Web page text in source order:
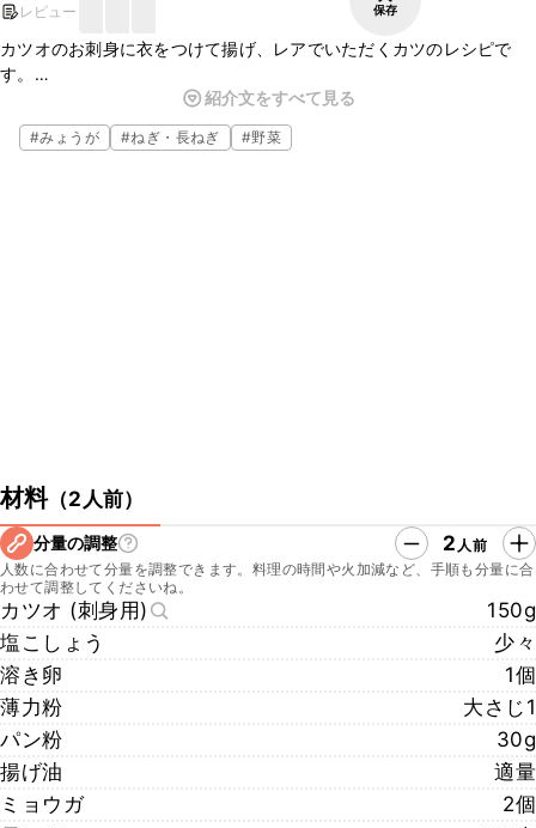
レビュー
保存
カツオのお刺身に衣をつけて揚げ、レアでいただくカツのレシピで
す。
いつものお刺身とは違った食感で美味しいですよ。
薬味のたっぷり入ったソースでさっぱりといただけます。
ご飯のおかずにも、お酒のおつまみにも良く合う一品です。
紹介文をすべて見る
#みょうが #ねぎ・長ねぎ #野菜
材料（2人前）
分量の調整 2 人前
人数に合わせて分量を調整できます。料理の時間や火加減など、手順も分量に合
わせて調整してくださいね。
カツオ (刺身用)
150g
塩こしょう
少々
溶き卵
1個
薄力粉
大さじ1
パン粉
30g
揚げ油
適量
ミョウガ
2個